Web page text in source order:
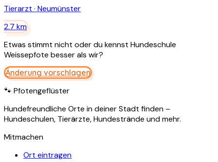
Tierarzt · Neumünster
2.7 km
Etwas stimmt nicht oder du kennst Hundeschule
Weissepfote besser als wir?
Änderung vorschlagen
🐾 Pfotengeflüster
Hundefreundliche Orte in deiner Stadt finden –
Hundeschulen, Tierärzte, Hundestrände und mehr.
Mitmachen
Ort eintragen